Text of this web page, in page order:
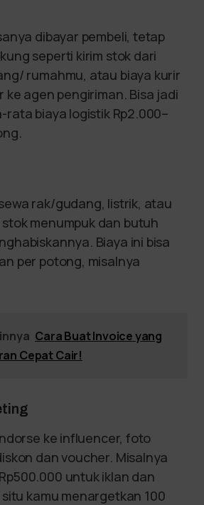
dibayar pembeli, tetap
seperti kirim stok dari
rumahmu, atau biaya kurir
agen pengiriman. Bisa jadi
rata biaya logistik Rp2.000–
rak/gudang, listrik, atau
menumpuk dan butuh
Biaya ini bisa
per potong, misalnya
Cara Buat Invoice yang
Cepat Cair!
ke influencer, foto
dan voucher. Misalnya
untuk iklan dan
kamu menargetkan 100